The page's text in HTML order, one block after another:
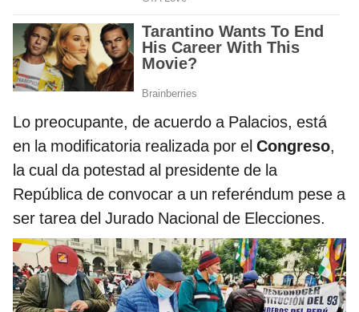
Lo preocupante, de acuerdo a Palacios, está
en la modificatoria realizada por el Congreso,
la cual da potestad al presidente de la
República de convocar a un referéndum pese a
ser tarea del Jurado Nacional de Elecciones.